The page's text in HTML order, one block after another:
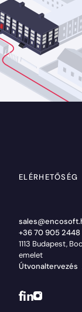
ELÉRHETŐSÉG
+36 70 905 2448
1113 Budapest,
emelet
Útvonaltervezés